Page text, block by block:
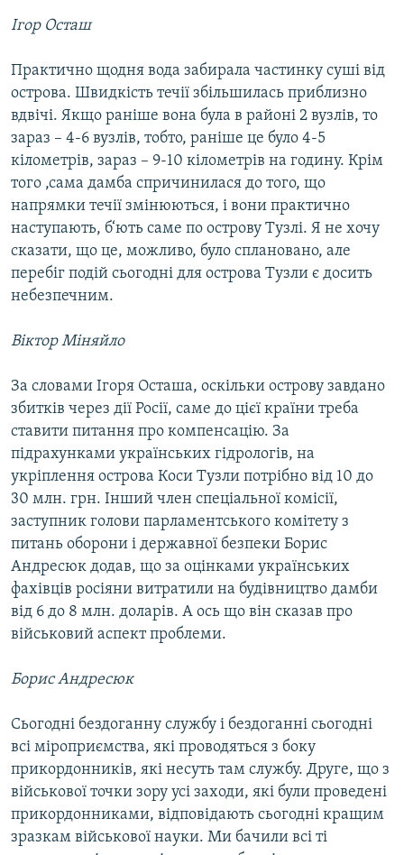
Ігор Осташ
Практично щодня вода забирала частинку суші від
острова. Швидкість течії збільшилась приблизно
вдвічі. Якщо раніше вона була в районі 2 вузлів, то
зараз – 4-6 вузлів, тобто, раніше це було 4-5
кілометрів, зараз – 9-10 кілометрів на годину. Крім
того ,сама дамба спричинилася до того, що
напрямки течії змінюються, і вони практично
наступають, б‘ють саме по острову Тузлі. Я не хочу
сказати, що це, можливо, було сплановано, але
перебіг подій сьогодні для острова Тузли є досить
небезпечним.
Віктор Міняйло
За словами Ігоря Осташа, оскільки острову завдано
збитків через дії Росії, саме до цієї країни треба
ставити питання про компенсацію. За
підрахунками українських гідрологів, на
укріплення острова Коси Тузли потрібно від 10 до
30 млн. грн. Інший член спеціальної комісії,
заступник голови парламентського комітету з
питань оборони і державної безпеки Борис
Андресюк додав, що за оцінками українських
фахівців росіяни витратили на будівництво дамби
від 6 до 8 млн. доларів. А ось що він сказав про
військовий аспект проблеми.
Борис Андресюк
Сьогодні бездоганну службу і бездоганні сьогодні
всі міроприємства, які проводяться з боку
прикордонників, які несуть там службу. Друге, що з
військової точки зору усі заходи, які були проведені
прикордонниками, відповідають сьогодні кращим
зразкам військової науки. Ми бачили всі ті